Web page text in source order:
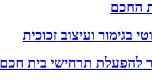
החכם
בגימור ועיצוב זכוכית
להפעלת תרחישי בית חכם